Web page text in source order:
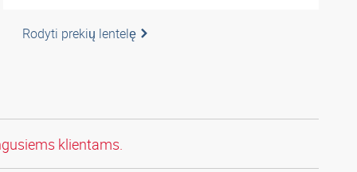
Rodyti prekių lentelę
klientams.